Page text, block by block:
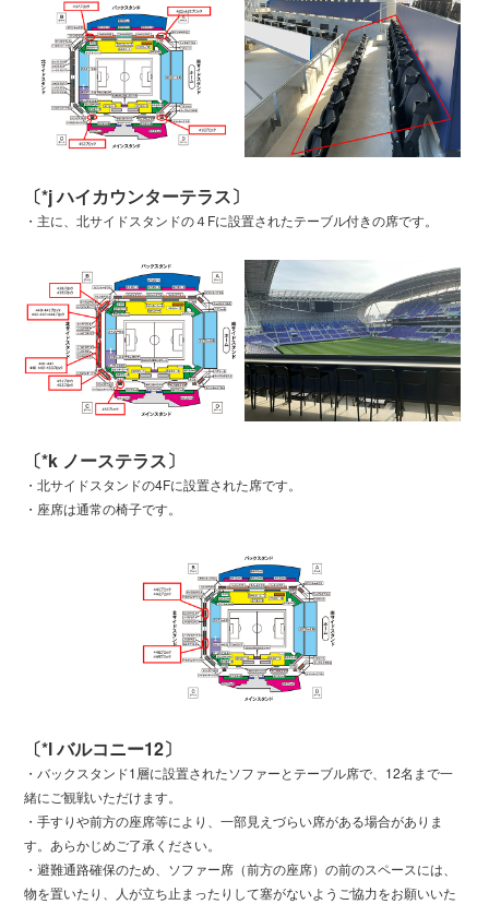
〔*j ハイカウンターテラス〕
・主に、北サイドスタンドの４Fに設置されたテーブル付きの席です。
〔*k ノーステラス〕
・北サイドスタンドの4Fに設置された席です。
・座席は通常の椅子です。
〔*l バルコニー12〕
・バックスタンド1層に設置されたソファーとテーブル席で、12名まで一
緒にご観戦いただけます。
・手すりや前方の座席等により、一部見えづらい席がある場合がありま
す。あらかじめご了承ください。
・避難通路確保のため、ソファー席（前方の座席）の前のスペースには、
物を置いたり、人が立ち止まったりして塞がないようご協力をお願いいた